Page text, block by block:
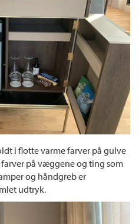
i flotte varme farver på gulve
på væggene og ting som
og håndgreb er
udtryk.